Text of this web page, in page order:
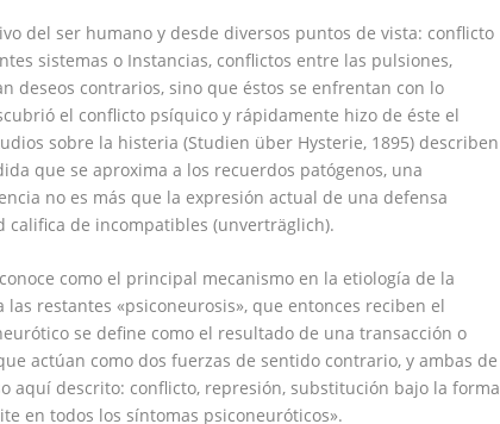
del ser humano y desde diversos puntos de vista: conflicto
sistemas o Instancias, conflictos entre las pulsiones,
deseos contrarios, sino que éstos se enfrentan con lo
el conflicto psíquico y rápidamente hizo de éste el
sobre la histeria (Studien über Hysterie, 1895) describen
que se aproxima a los recuerdos patógenos, una
no es más que la expresión actual de una defensa
de incompatibles (unverträglich).
como el principal mecanismo en la etiología de la
restantes «psiconeurosis», que entonces reciben el
se define como el resultado de una transacción o
actúan como dos fuerzas de sentido contrario, y ambas de
aquí descrito: conflicto, represión, substitución bajo la forma
en todos los síntomas psiconeuróticos».